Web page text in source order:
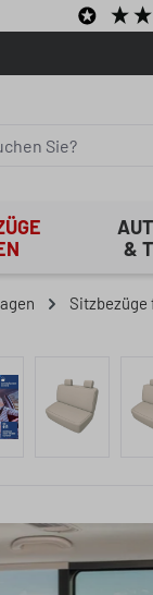
&
Sitzbezüge